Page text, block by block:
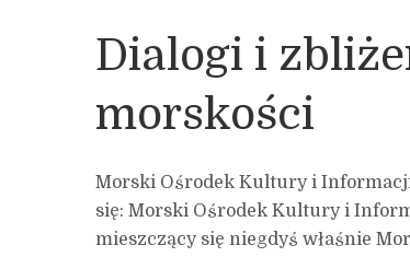
Dialogi i
morskości
Morski Ośrodek Kultury i
się: Morski Ośrodek Kultury i
mieszczący się niegdyś właśnie